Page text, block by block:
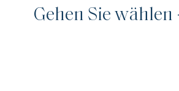
Gehen Sie